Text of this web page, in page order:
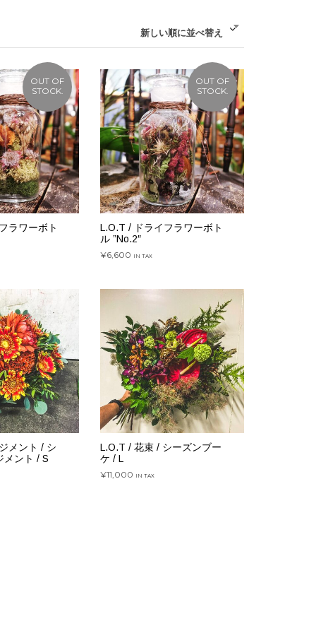
新しい順に並べ替え
OUT OF
STOCK.
ラワーボト
OUT OF
STOCK.
L.O.T / ドライフラワーボト
ル ”No.2″
¥6,600 IN TAX
メント / シ
メント / S
L.O.T / 花束 / シーズンブー
ケ / L
¥11,000 IN TAX